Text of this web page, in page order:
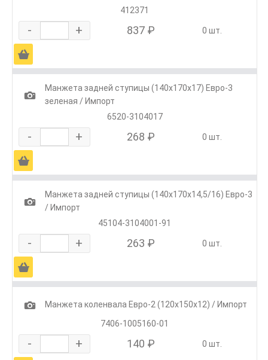
412371
- + 837 ₽ 0 шт.
Ä
1
Манжета задней ступицы (140х170х17) Евро-3
зеленая / Импорт
6520-3104017
- + 268 ₽ 0 шт.
Ä
1
Манжета задней ступицы (140х170х14,5/16) Евро-3
/ Импорт
45104-3104001-91
- + 263 ₽ 0 шт.
Ä
1
Манжета коленвала Евро-2 (120х150х12) / Импорт
7406-1005160-01
- + 140 ₽ 0 шт.